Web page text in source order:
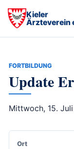
Kieler
Ärzteverein
FORTBILDUNG
Update
Mittwoch, 15.
Ort